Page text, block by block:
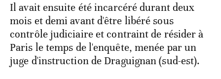
Il avait ensuite été incarcéré durant deux
mois et demi avant d'être libéré sous
contrôle judiciaire et contraint de résider à
Paris le temps de l'enquête, menée par un
juge d'instruction de Draguignan (sud-est).